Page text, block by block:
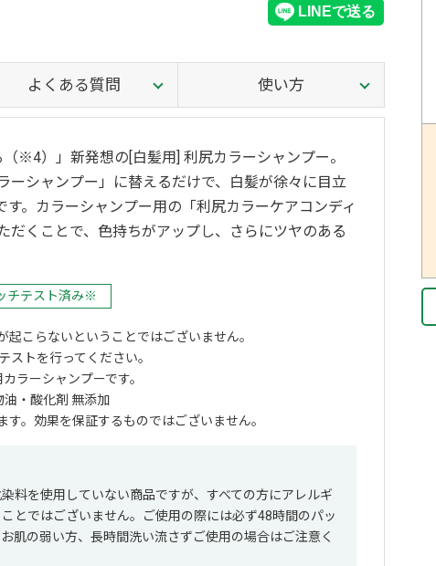
よくある質問 使い方
※4）」新発想の[白髪用] 利尻カラーシャンプー。
ーシャンプー」に替えるだけで、白髪が徐々に目立
す。カラーシャンプー用の「利尻カラーケアコンディ
だくことで、色持ちがアップし、さらにツヤのある
チテスト済み※
こらないということではございません。
ストを行ってください。
ラーシャンプーです。
・酸化剤 無添加
。効果を保証するものではございません。
料を使用していない商品ですが、すべての方にアレルギ
とではございません。ご使用の際には必ず48時間のパッ
肌の弱い方、長時間洗い流さずご使用の場合はご注意く